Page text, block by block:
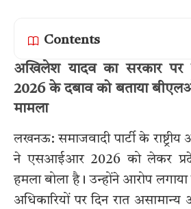
Contents
अखिलेश यादव का सरकार
2026 के दबाव को बताया
मामला
लखनऊ: समाजवादी पार्टी के राष्ट्रीय
ने एसआईआर 2026 को लेकर
हमला बोला है। उन्होंने आरोप
अधिकारियों पर दिन रात